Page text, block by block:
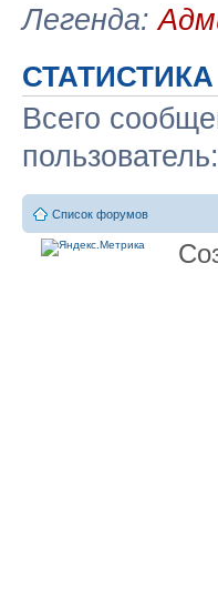
Легенда:
СТАТИСТИКА
Всего
пользователь:
Список форумов